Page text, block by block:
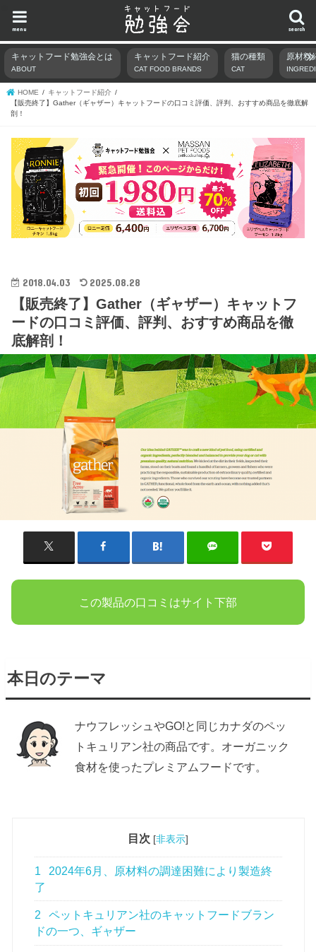
search
menu
キャットフード勉強会とは
ABOUT
キャットフード紹介
CAT FOOD BRANDS
猫の種類
CAT
原材料
HOME
キャットフード紹介
【販売終了】Gather（ギャザー）キャットフードの口コミ評価、評判、おすすめ商品を徹底解
剖！
2018.04.03 2025.08.28
【販売終了】Gather（ギャザー）キャットフ
ードの口コミ評価、評判、おすすめ商品を徹
底解剖！
この製品の口コミはサイト下部
本日のテーマ
ナウフレッシュやGO!と同じカナダのペッ
トキュリアン社の商品です。オーガニック
食材を使ったプレミアムフードです。
目次 [非表示]
1
2024年6月、原材料の調達困難により製造終
了
2
ペットキュリアン社のキャットフードブラン
ドの一つ、ギャザー